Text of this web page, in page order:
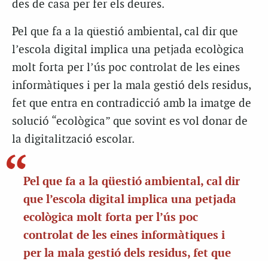
des de casa per fer els deures.
Pel que fa a la qüestió ambiental, cal dir que
l’escola digital implica una petjada ecològica
molt forta per l’ús poc controlat de les eines
informàtiques i per la mala gestió dels residus,
fet que entra en contradicció amb la imatge de
solució “ecològica” que sovint es vol donar de
la digitalització escolar.
Pel que fa a la qüestió ambiental, cal dir
que l’escola digital implica una petjada
ecològica molt forta per l’ús poc
controlat de les eines informàtiques i
per la mala gestió dels residus, fet que